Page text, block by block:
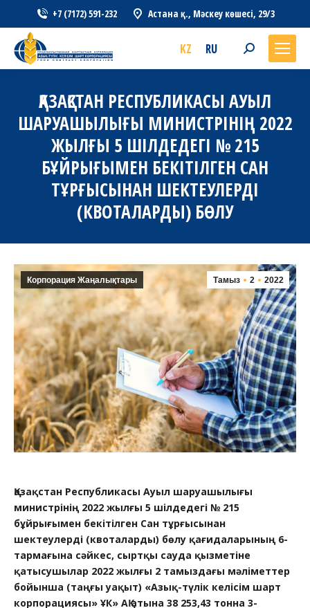
+7 (7172) 591-232 Астана қ., Мәскеу көшесі, 29/3
KZ RU Search:
ҚАЗАҚСТАН РЕСПУБЛИКАСЫ АУЫЛ
ШАРУАШЫЛЫҒЫ МИНИСТРІНІҢ 2022
ЖЫЛҒЫ 5 ШІЛДЕДЕГІ № 215
БҰЙРЫҒЫМЕН БЕКІТІЛГЕН САН
ТҰРҒЫСЫНАН ШЕКТЕУЛЕРДІ
(КВОТАЛАРДЫ) БӨЛУ
Тамыз 2 2022
Корпорация Жаңалықтары
Қазақстан Республикасы Ауыл шаруашылығы
министрінің 2022 жылғы 5 шілдедегі № 215
бұйрығымен бекітілген Сан тұрғысынан
шектеулерді (квоталарды) бөлу қағидаларының 6-
тармағына сәйкес, сыртқы сауда қызметіне
қатысушылар 2022 жылғы 2 тамыздағы мәліметтер
бойынша (таңғы уақыт) «Азық-түлік келісім шарт
корпорациясы» ҰК» АҚ атына 38 253,43 тонна 3-